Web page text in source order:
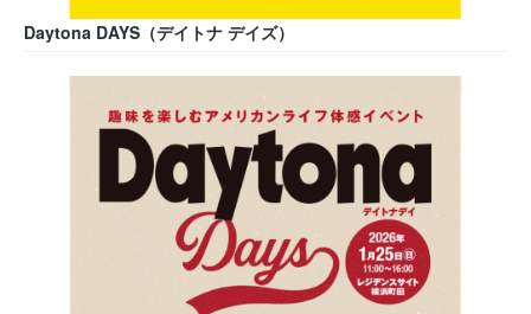
Daytona DAYS（デイトナ デイズ）